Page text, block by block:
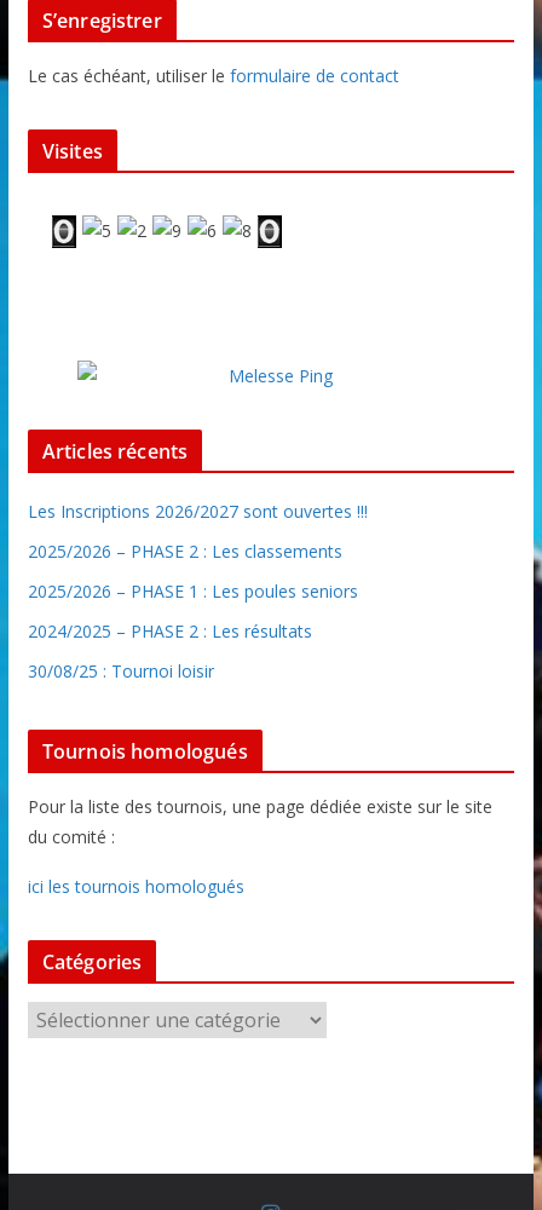
S’enregistrer
Le cas échéant, utiliser le formulaire de contact
Visites
Articles récents
Les Inscriptions 2026/2027 sont ouvertes !!!
2025/2026 – PHASE 2 : Les classements
2025/2026 – PHASE 1 : Les poules seniors
2024/2025 – PHASE 2 : Les résultats
30/08/25 : Tournoi loisir
Tournois homologués
Pour la liste des tournois, une page dédiée existe sur le site
du comité :
ici les tournois homologués
Catégories
a